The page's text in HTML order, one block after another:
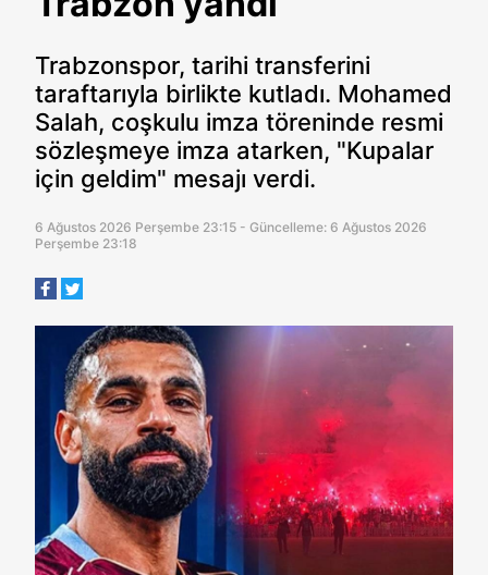
Trabzonspor, tarihi transferini
taraftarıyla birlikte kutladı. Mohamed
Salah, coşkulu imza töreninde resmi
sözleşmeye imza atarken, "Kupalar
için geldim" mesajı verdi.
6 Ağustos 2026 Perşembe 23:15 - Güncelleme: 6 Ağustos 2026
Perşembe 23:18